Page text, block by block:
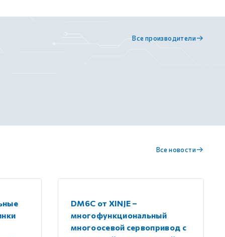
Все производители
Все новости
DM6C от XINJE –
многофункциональный
многоосевой сервопривод с